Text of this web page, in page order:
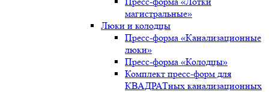
магистральные»
Люки и колодцы
Пресс-форма «Канализационные
люки»
Пресс-форма «Колодцы»
Комплект пресс-форм для
КВАДРАТных канализационных